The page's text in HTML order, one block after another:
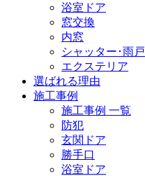
浴室ドア
窓交換
内窓
シャッター･雨戸
エクステリア
選ばれる理由
施工事例
施工事例 一覧
防犯
玄関ドア
勝手口
浴室ドア